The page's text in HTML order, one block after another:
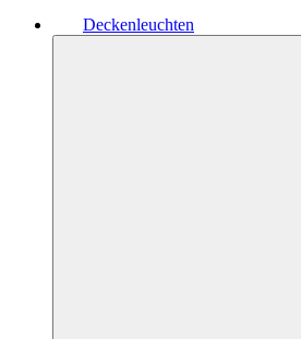
Deckenleuchten